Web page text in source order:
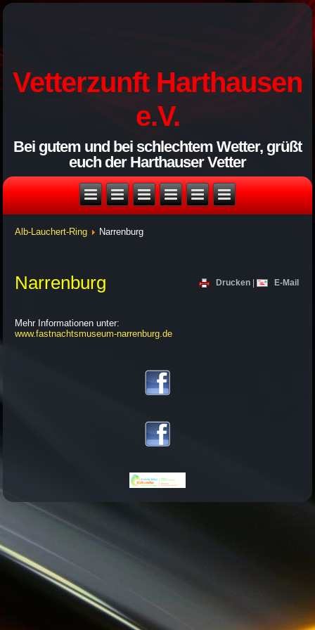
Vetterzunft Harthausen
e.V.
Bei gutem und bei schlechtem Wetter, grüßt
euch der Harthauser Vetter
Alb-Lauchert-Ring Narrenburg
Narrenburg Drucken E-Mail
Mehr Informationen unter:
www.fastnachtsmuseum-narrenburg.de